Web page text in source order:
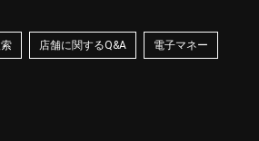
店舗に関するQ&A 電子マネー